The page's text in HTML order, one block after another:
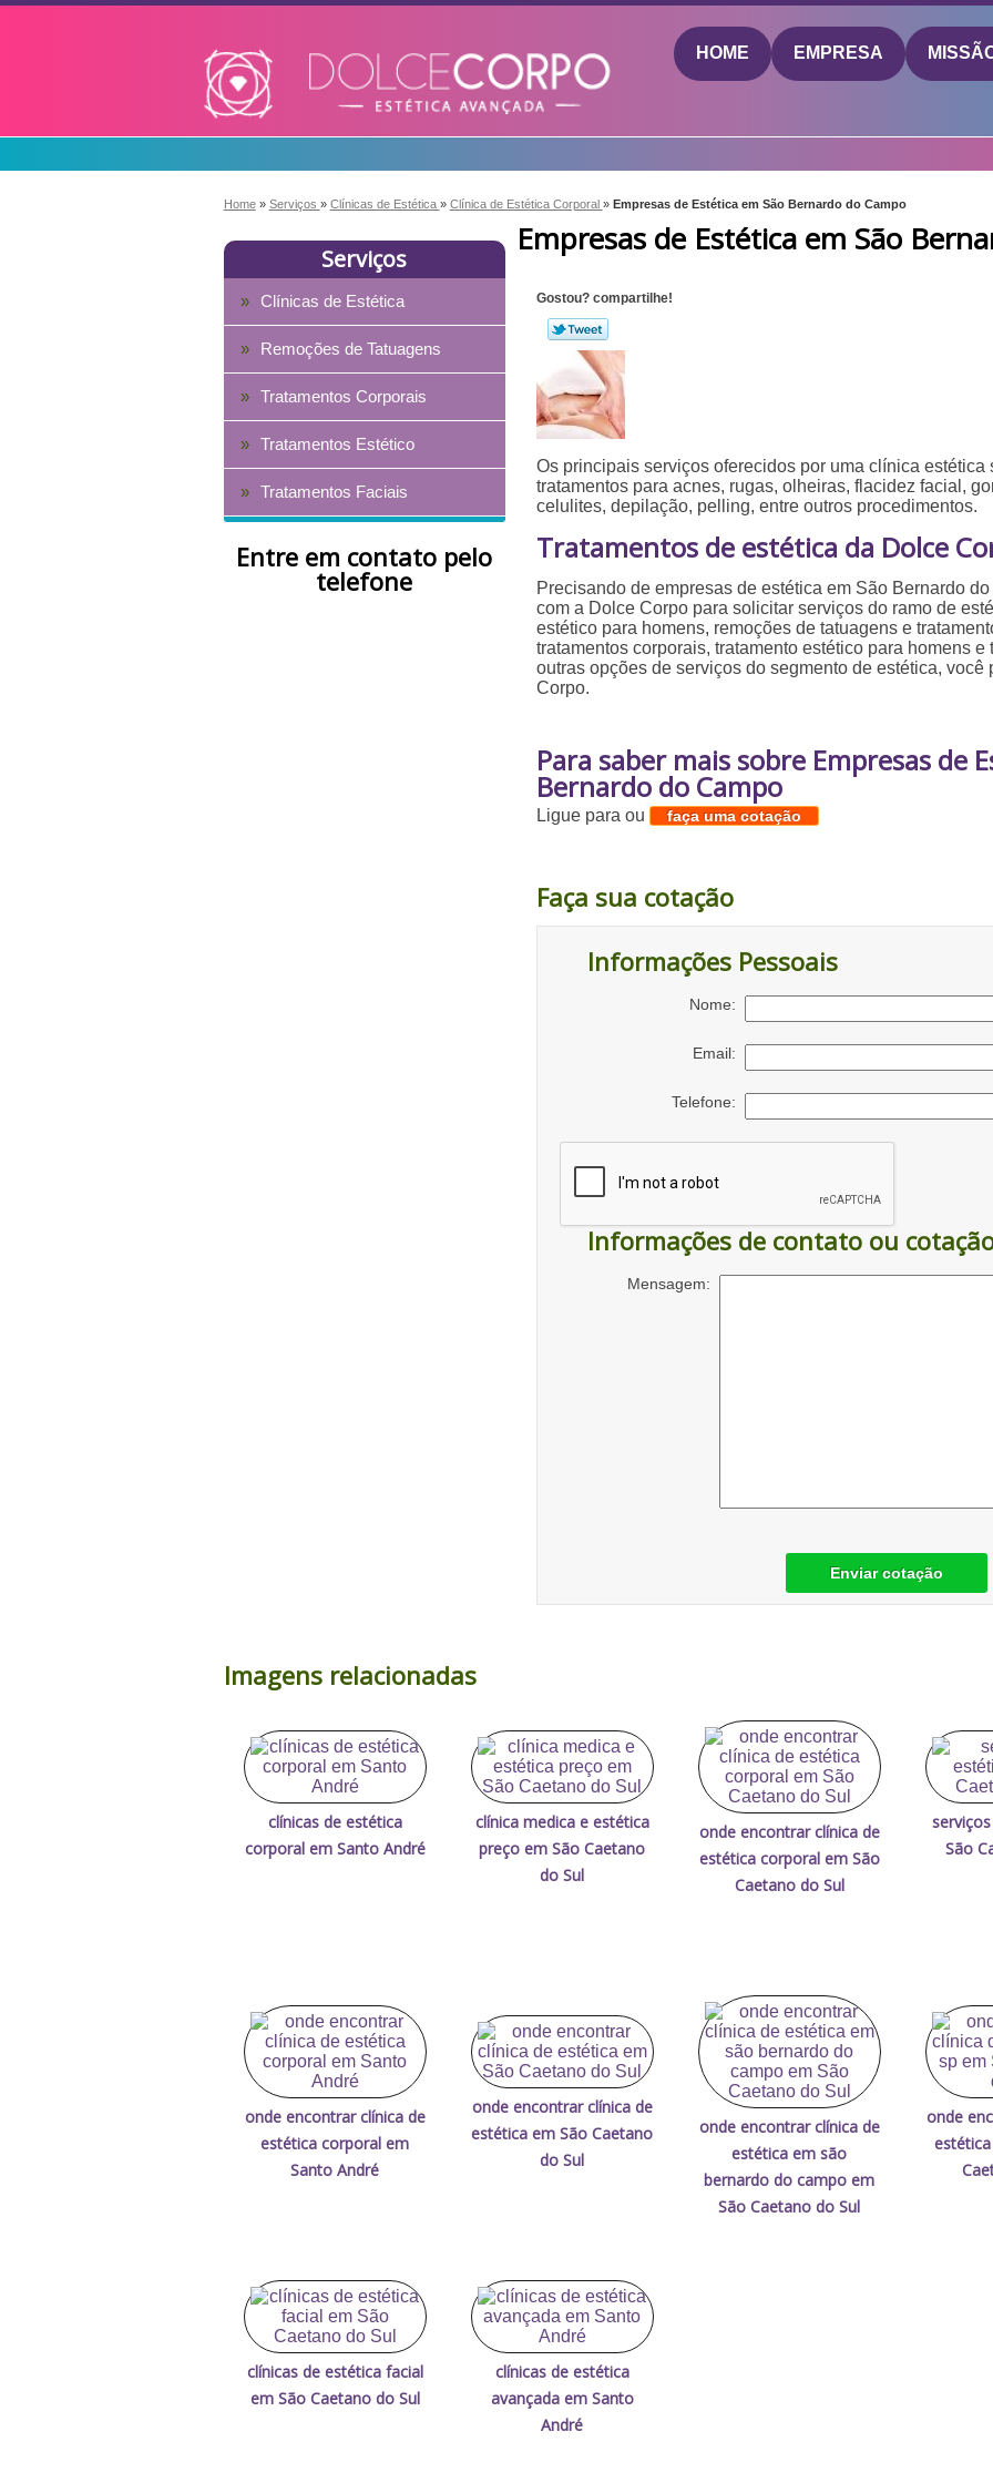
HOME EMPRESA
Home » Serviços » Clínicas de Estética » Clínica de Estética Corporal » Empresas de Estética em São Bernardo do Campo
Serviços
Clínicas de Estética
Remoções de Tatuagens
Tratamentos Corporais
Tratamentos Estético
Tratamentos Faciais
Entre em contato pelo
telefone
Empresas de Estética em São
Gostou? compartilhe!
Os principais serviços oferecidos por uma clínica estética
tratamentos para acnes, rugas, olheiras, flacidez facial,
celulites, depilação, pelling, entre outros procedimentos.
Tratamentos de estética da Dolce
Precisando de empresas de estética em São Bernardo
com a Dolce Corpo para solicitar serviços do ramo de
estético para homens, remoções de tatuagens e
tratamentos corporais, tratamento estético para homens
outras opções de serviços do segmento de estética, você
Corpo.
Para saber mais sobre Empresas de
Bernardo do Campo
Ligue paraou faça uma cotação
Faça sua cotação
Informações Pessoais
Nome:
Email:
Telefone:
Informações de contato ou
Mensagem:
Enviar cotação
Imagens relacionadas
clínicas de estética
corporal em Santo André
clínica medica e estética
preço em São Caetano
do Sul
onde encontrar clínica de
estética corporal em São
Caetano do Sul
São
onde encontrar clínica de
estética corporal em
Santo André
onde encontrar clínica de
estética em São Caetano
do Sul
onde encontrar clínica de
estética em são
bernardo do campo em
São Caetano do Sul
onde
clínicas de estética facial
em São Caetano do Sul
clínicas de estética
avançada em Santo
André